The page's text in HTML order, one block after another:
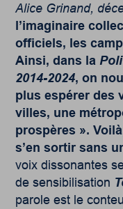
Alice Grinand,
l’imaginaire
officiels, les
Ainsi, dans la
2014-2024, on
plus espérer des
villes, une
prospères ».
s’en sortir sans
voix dissonantes
de sensibilisation
parole est le